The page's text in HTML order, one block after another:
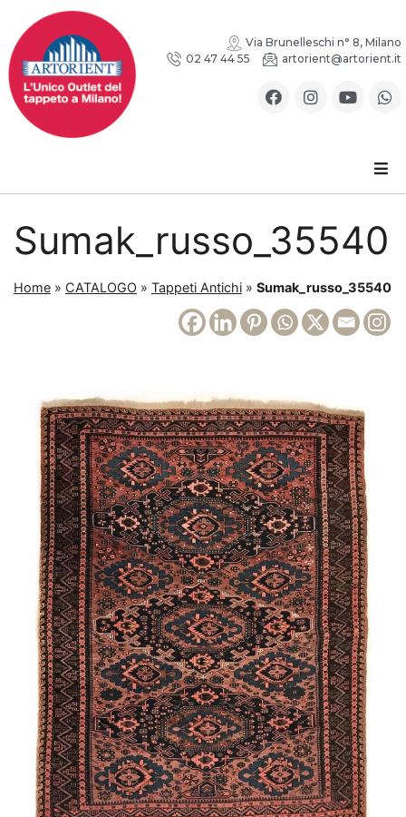
Via Brunelleschi n° 8, Milano
02 47 44 55
artorient@artorient.it
Sumak_russo_35540
Home » CATALOGO » Tappeti Antichi » Sumak_russo_35540